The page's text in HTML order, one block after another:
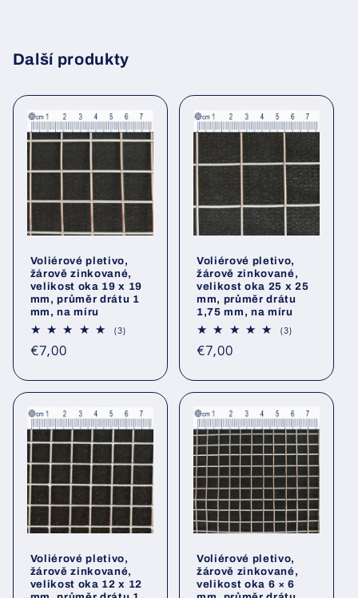
Další produkty
Voliérové pletivo,
žárově zinkované,
velikost oka 19 x 19
mm, průměr drátu 1
mm, na míru
(3)3
Běžná
€7,00
Voliérové pletivo,
žárově zinkované,
velikost oka 25 x 25
mm, průměr drátu
1,75 mm, na míru
(3)3
Běžná
€7,00
Voliérové pletivo,
žárově zinkované,
velikost oka 12 x 12
Voliérové pletivo,
žárově zinkované,
velikost oka 6 × 6